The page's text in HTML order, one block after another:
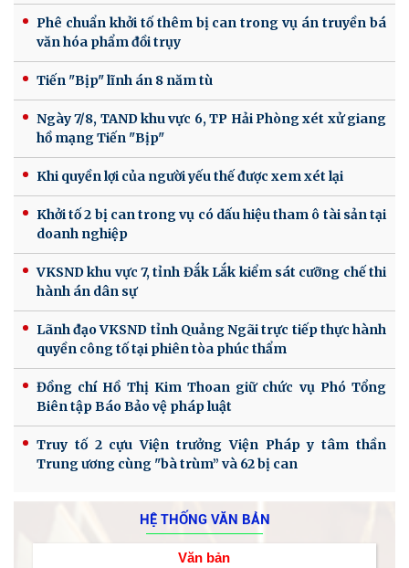
Phê chuẩn khởi tố thêm bị can trong vụ án truyền bá
văn hóa phẩm đồi trụy
Tiến "Bịp" lĩnh án 8 năm tù
Ngày 7/8, TAND khu vực 6, TP Hải Phòng xét xử giang
hồ mạng Tiến "Bịp"
Khi quyền lợi của người yếu thế được xem xét lại
Khởi tố 2 bị can trong vụ có dấu hiệu tham ô tài sản tại
doanh nghiệp
VKSND khu vực 7, tỉnh Đắk Lắk kiểm sát cưỡng chế thi
hành án dân sự
Lãnh đạo VKSND tỉnh Quảng Ngãi trực tiếp thực hành
quyền công tố tại phiên tòa phúc thẩm
Đồng chí Hồ Thị Kim Thoan giữ chức vụ Phó Tổng
Biên tập Báo Bảo vệ pháp luật
Truy tố 2 cựu Viện trưởng Viện Pháp y tâm thần
Trung ương cùng "bà trùm” và 62 bị can
HỆ THỐNG VĂN BẢN
Văn bản